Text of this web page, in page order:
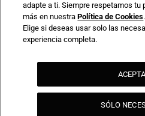
adapte a ti. Siempre respetamos tu
más en nuestraPolítica de Cookies.
Elige si deseas usar solo las
experiencia completa.
SÓLO